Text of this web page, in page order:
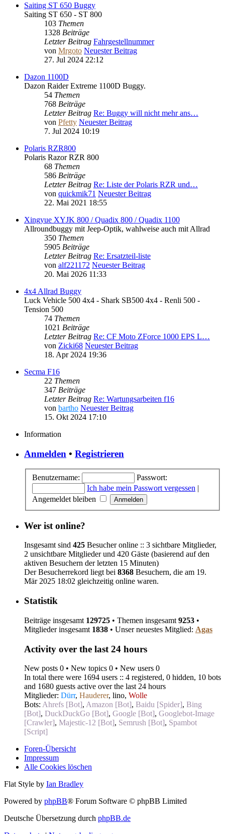
Saiting ST 650 Buggy
Saiting ST 650 - ST 800
103 Themen
1328 Beiträge
Letzter Beitrag Fahrgestellnummer
von Mrgoto Neuester Beitrag
27. Jul 2024 22:12
Dazon 1100D
Dazon Raider Extreme 1100D Buggy.
54 Themen
768 Beiträge
Letzter Beitrag Re: Buggy will nicht mehr ans…
von Pfetty Neuester Beitrag
7. Jul 2024 10:19
Polaris RZR800
Polaris Razor RZR 800
68 Themen
586 Beiträge
Letzter Beitrag Re: Liste der Polaris RZR und…
von quickmik71 Neuester Beitrag
22. Mai 2021 18:55
Xingyue XYJK 800 / Quadix 800 / Quadix 1100
Allroundbuggy mit Jeep-Optik, wahlweise auch mit Allrad
350 Themen
5905 Beiträge
Letzter Beitrag Re: Ersatzteil-liste
von alf221172 Neuester Beitrag
20. Mai 2026 11:33
4x4 Allrad Buggy
Luck Vehicle 500 4x4 - Shark SB500 4x4 - Renli 500 -
Tension 500
74 Themen
1021 Beiträge
Letzter Beitrag Re: CF Moto ZForce 1000 EPS L…
von Zicki68 Neuester Beitrag
18. Apr 2024 19:36
Secma F16
22 Themen
347 Beiträge
Letzter Beitrag Re: Wartungsarbeiten f16
von bartho Neuester Beitrag
15. Okt 2024 17:10
Information
Anmelden • Registrieren
Benutzername:
Passwort:
Ich habe mein Passwort vergessen |
Angemeldet bleiben
Wer ist online?
Insgesamt sind 425 Besucher online :: 3 sichtbare Mitglieder,
2 unsichtbare Mitglieder und 420 Gäste (basierend auf den
aktiven Besuchern der letzten 15 Minuten)
Der Besucherrekord liegt bei 8368 Besuchern, die am 19.
Mär 2025 18:02 gleichzeitig online waren.
Statistik
Beiträge insgesamt 129725 • Themen insgesamt 9253 •
Mitglieder insgesamt 1838 • Unser neuestes Mitglied: Agas
Activity over the last 24 hours
New posts 0 • New topics 0 • New users 0
In total there were 1694 users :: 4 registered, 0 hidden, 10 bots
and 1680 guests active over the last 24 hours
Mitglieder: Dürr, Hauderer, lino, Wolle
Bots: Ahrefs [Bot], Amazon [Bot], Baidu [Spider], Bing
[Bot], DuckDuckGo [Bot], Google [Bot], Googlebot-Image
[Crawler], Majestic-12 [Bot], Semrush [Bot], Spambot
[Script]
Foren-Übersicht
Impressum
Alle Cookies löschen
Flat Style by Ian Bradley
Powered by phpBB® Forum Software © phpBB Limited
Deutsche Übersetzung durch phpBB.de